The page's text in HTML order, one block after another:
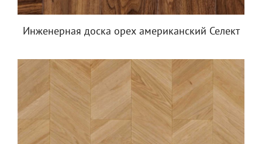
Инженерная доска орех американский Селект